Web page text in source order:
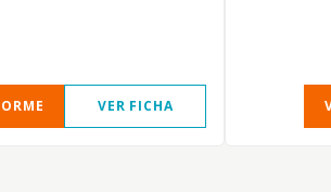
VER FICHA